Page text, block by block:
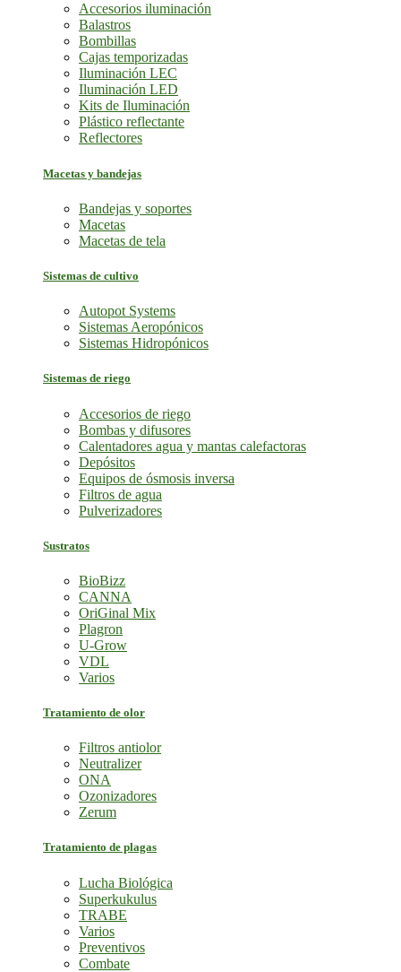
Accesorios iluminación
Balastros
Bombillas
Cajas temporizadas
Iluminación LEC
Iluminación LED
Kits de Iluminación
Plástico reflectante
Reflectores
Macetas y bandejas
Bandejas y soportes
Macetas
Macetas de tela
Sistemas de cultivo
Autopot Systems
Sistemas Aeropónicos
Sistemas Hidropónicos
Sistemas de riego
Accesorios de riego
Bombas y difusores
Calentadores agua y mantas calefactoras
Depósitos
Equipos de ósmosis inversa
Filtros de agua
Pulverizadores
Sustratos
BioBizz
CANNA
OriGinal Mix
Plagron
U-Grow
VDL
Varios
Tratamiento de olor
Filtros antiolor
Neutralizer
ONA
Ozonizadores
Zerum
Tratamiento de plagas
Lucha Biológica
Superkukulus
TRABE
Varios
Preventivos
Combate